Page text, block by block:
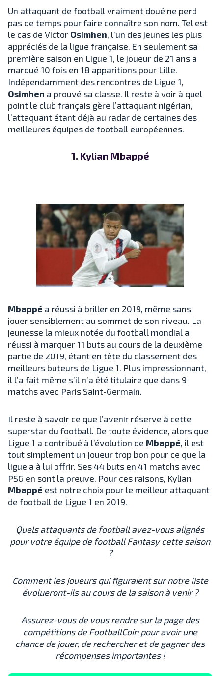
Un attaquant de football vraiment doué ne perd
pas de temps pour faire connaître son nom. Tel est
le cas de Victor Osimhen, l’un des jeunes les plus
appréciés de la ligue française. En seulement sa
première saison en Ligue 1, le joueur de 21 ans a
marqué 10 fois en 18 apparitions pour Lille.
Indépendamment des rencontres de Ligue 1,
Osimhen a prouvé sa classe. Il reste à voir à quel
point le club français gère l’attaquant nigérian,
l’attaquant étant déjà au radar de certaines des
meilleures équipes de football européennes.
1. Kylian Mbappé
Mbappé a réussi à briller en 2019, même sans
jouer sensiblement au sommet de son niveau. La
jeunesse la mieux notée du football mondial a
réussi à marquer 11 buts au cours de la deuxième
partie de 2019, étant en tête du classement des
meilleurs buteurs de Ligue 1. Plus impressionnant,
il l’a fait même s’il n’a été titulaire que dans 9
matchs avec Paris Saint-Germain.
Il reste à savoir ce que l’avenir réserve à cette
superstar du football. De toute évidence, alors que
Ligue 1 a contribué à l’évolution de Mbappé, il est
tout simplement un joueur trop bon pour ce que la
ligue a à lui offrir. Ses 44 buts en 41 matchs avec
PSG en sont la preuve. Pour ces raisons, Kylian
Mbappé est notre choix pour le meilleur attaquant
de football de Ligue 1 en 2019.
Quels attaquants de football avez-vous alignés
pour votre équipe de football Fantasy cette saison
?
Comment les joueurs qui figuraient sur notre liste
évolueront-ils au cours de la saison à venir ?
Assurez-vous de vous rendre sur la page des
compétitions de FootballCoinpour avoir une
chance de jouer, de rechercher et de gagner des
récompenses importantes !